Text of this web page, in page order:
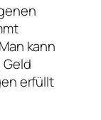
kann
erfüllt